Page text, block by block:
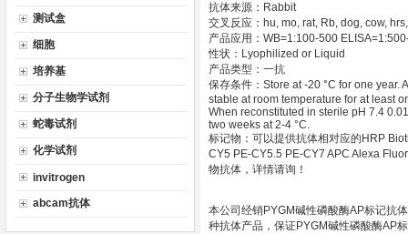
测试盒
细胞
培养基
分子生物学试剂
蛇毒试剂
化学试剂
invitrogen
abcam抗体
抗体来源：Rabbit
交叉反应：hu, mo, rat, Rb, dog, cow,
产品应用：WB=1:100-500
性状：Lyophilized or Liquid
产品类型：一抗
保存条件：Store at -20 °C for one
stable at room temperature for at least
When reconstituted in sterile pH 7.4
two weeks at 2-4 °C.
标记物：可以提供抗体相对应的HRP
CY5 PE-CY5.5 PE-CY7 APC Alexa
物抗体，详情请询！
本公司经销PYGM碱性磷酸酶AP标记抗
种抗体产品，保证PYGM碱性磷酸酶AP